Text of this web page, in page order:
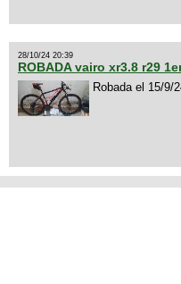
28/10/24 20:39
ROBADA vairo xr3.8 r29
Robada el 15/9/